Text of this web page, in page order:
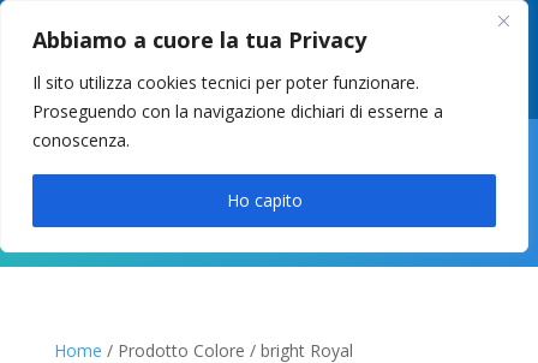
Abbiamo a cuore la tua Privacy
Il sito utilizza cookies tecnici per poter funzionare.
Proseguendo con la navigazione dichiari di esserne a
conoscenza.
Ho capito
049 8627946 –info@cstosetto.it
LUN-VEN 9-12 / 14:30-17
Home / Prodotto Colore / bright Royal